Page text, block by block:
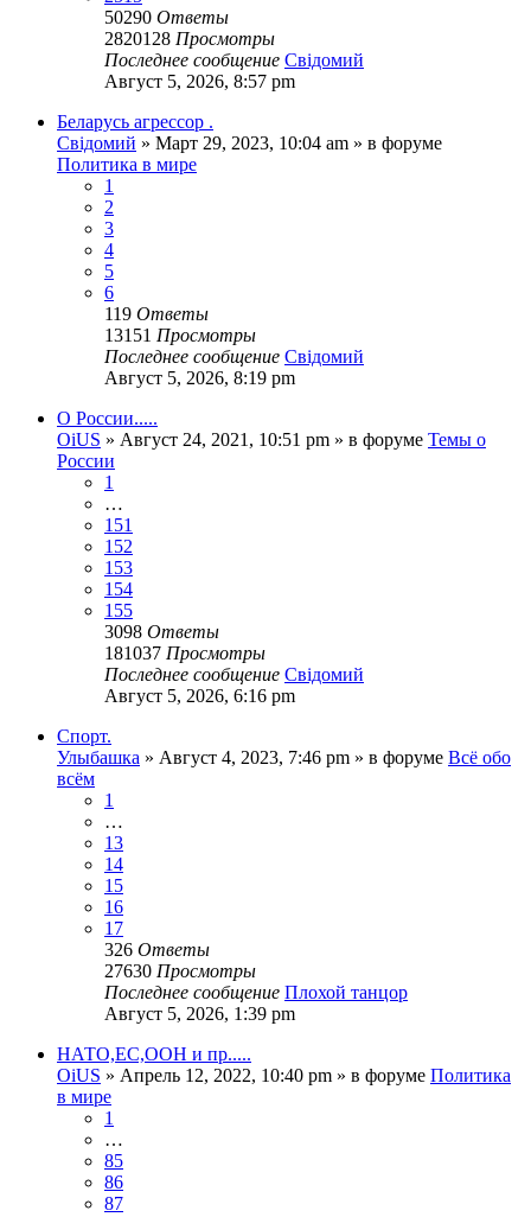
50290 Ответы
2820128 Просмотры
Последнее сообщение Свідомий
Август 5, 2026, 8:57 pm
Беларусь агрессор .
Свідомий » Март 29, 2023, 10:04 am » в форуме
Политика в мире
1
2
3
4
5
6
119 Ответы
13151 Просмотры
Последнее сообщение Свідомий
Август 5, 2026, 8:19 pm
О России.....
OiUS » Август 24, 2021, 10:51 pm » в форуме Темы о
России
1
…
151
152
153
154
155
3098 Ответы
181037 Просмотры
Последнее сообщение Свідомий
Август 5, 2026, 6:16 pm
Спорт.
Улыбашка » Август 4, 2023, 7:46 pm » в форуме Всё обо
всём
1
…
13
14
15
16
17
326 Ответы
27630 Просмотры
Последнее сообщение Плохой танцор
Август 5, 2026, 1:39 pm
НАТО,ЕС,ООН и пр.....
OiUS » Апрель 12, 2022, 10:40 pm » в форуме Политика
в мире
1
…
85
86
87